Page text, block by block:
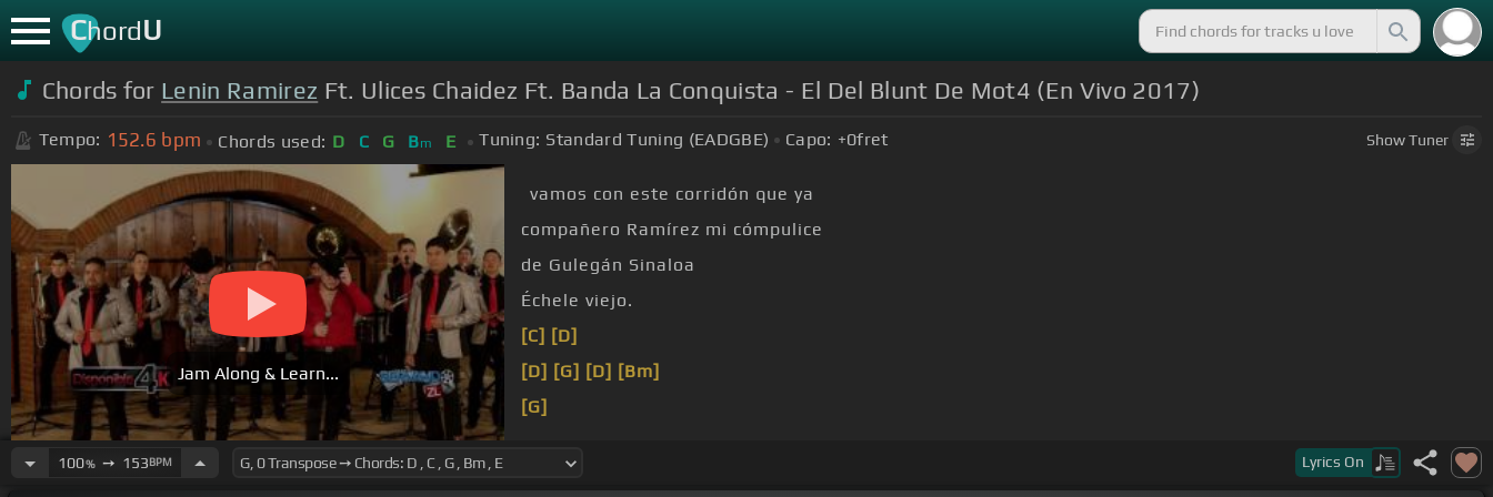
ChordU
Chords for Lenin Ramirez Ft. Ulices Chaidez Ft. Banda La Conquista - El Del Blunt De Mot4 (En Vivo 2017)
Tempo: 152.6 bpm Chords used: D C G Bm E Tuning: Standard Tuning (EADGBE) Capo: +0fret ShowTuner
Jam Along & Learn...
vamos con este corridón que ya
compañero Ramírez mi cómpulice
de Gulegán Sinaloa
Échele viejo.
[C] [D]
[D] [G] [D] [Bm]
[G]
100%➙ 153BPM Lyrics On